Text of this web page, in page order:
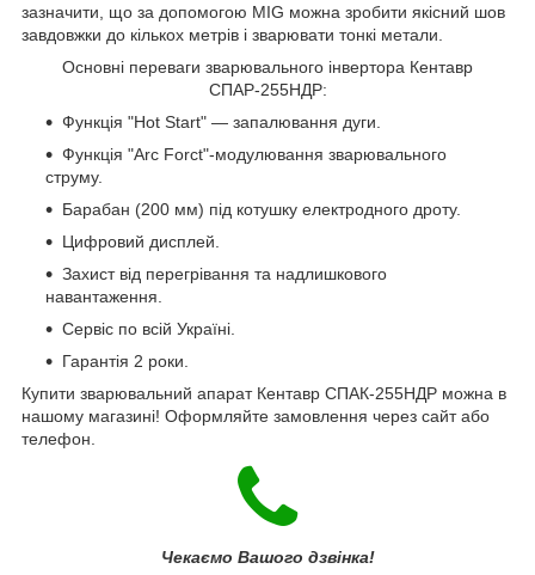
зазначити, що за допомогою MIG можна зробити якісний шов
завдовжки до кількох метрів і зварювати тонкі метали.
Основні переваги зварювального інвертора Кентавр
СПАР-255НДР:
Функція "Hot Start" — запалювання дуги.
Функція "Arc Forct"-модулювання зварювального
струму.
Барабан (200 мм) під котушку електродного дроту.
Цифровий дисплей.
Захист від перегрівання та надлишкового
навантаження.
Сервіс по всій Україні.
Гарантія 2 роки.
Купити зварювальний апарат Кентавр СПАК-255НДР можна в
нашому магазині! Оформляйте замовлення через сайт або
телефон.
Чекаємо Вашого дзвінка!